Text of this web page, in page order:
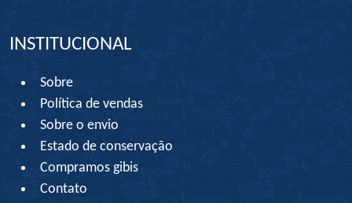
INSTITUCIONAL
Sobre
Política de vendas
Sobre o envio
Estado de conservação
Compramos gibis
Contato